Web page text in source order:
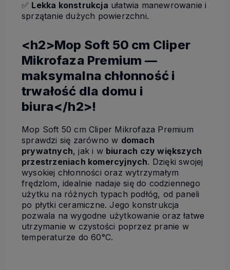
✅ Lekka konstrukcja ułatwia manewrowanie i
sprzątanie dużych powierzchni.
<h2>Mop Soft 50 cm Cliper
Mikrofaza Premium —
maksymalna chłonność i
trwałość dla domu i
biura</h2>!
Mop Soft 50 cm Cliper Mikrofaza Premium
sprawdzi się zarówno w domach
prywatnych, jak i w biurach czy większych
przestrzeniach komercyjnych. Dzięki swojej
wysokiej chłonności oraz wytrzymałym
frędzlom, idealnie nadaje się do codziennego
użytku na różnych typach podłóg, od paneli
po płytki ceramiczne. Jego konstrukcja
pozwala na wygodne użytkowanie oraz łatwe
utrzymanie w czystości poprzez pranie w
temperaturze do 60°C.